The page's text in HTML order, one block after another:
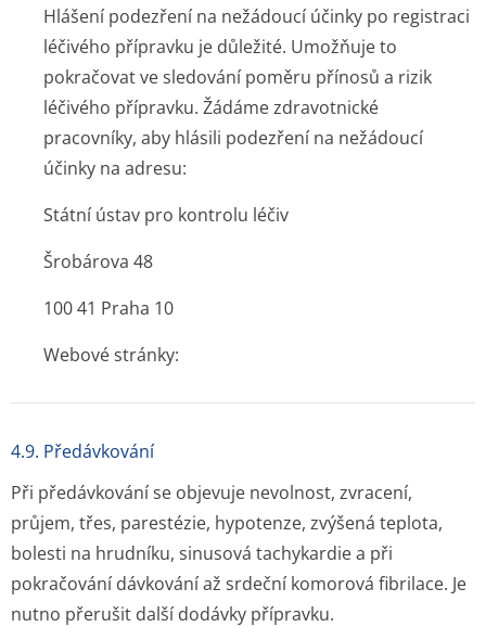
Hlášení podezření na nežádoucí účinky po registraci
léčivého přípravku je důležité. Umožňuje to
pokračovat ve sledování poměru přínosů a rizik
léčivého přípravku. Žádáme zdravotnické
pracovníky, aby hlásili podezření na nežádoucí
účinky na adresu:
Státní ústav pro kontrolu léčiv
Šrobárova 48
100 41 Praha 10
Webové stránky:
4.9. Předávkování
Při předávkování se objevuje nevolnost, zvracení,
průjem, třes, parestézie, hypotenze, zvýšená teplota,
bolesti na hrudníku, sinusová tachykardie a při
pokračování dávkování až srdeční komorová fibrilace. Je
nutno přerušit další dodávky přípravku.